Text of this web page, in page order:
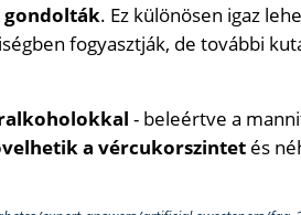
gondolták. Ez különösen igaz
fogyasztják, de további
- beleértve a
a vércukorszintet és